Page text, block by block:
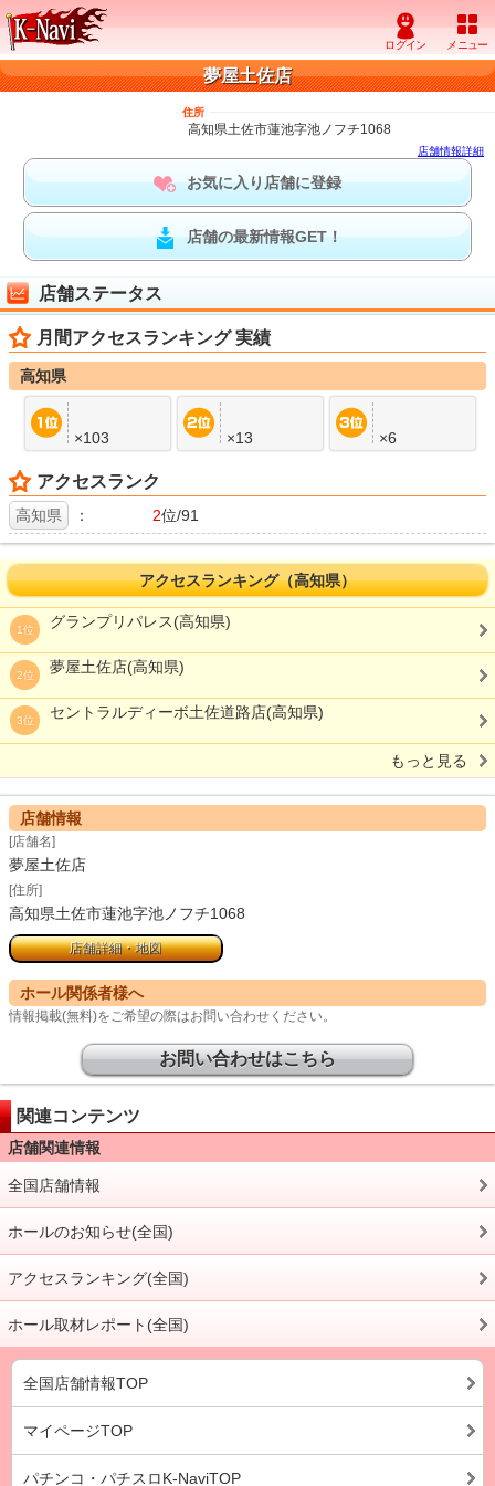
夢屋土佐店
住所
高知県土佐市蓮池字池ノフチ1068
店舗情報詳細
お気に入り店舗に登録
店舗の最新情報GET！
店舗ステータス
月間アクセスランキング 実績
高知県
×103 ×13 ×6
アクセスランク
高知県 ： 2位/91
アクセスランキング（高知県）
1位 グランプリパレス(高知県)
2位 夢屋土佐店(高知県)
3位 セントラルディーボ土佐道路店(高知県)
もっと見る
店舗情報
[店舗名]
夢屋土佐店
[住所]
高知県土佐市蓮池字池ノフチ1068
店舗詳細・地図
ホール関係者様へ
情報掲載(無料)をご希望の際はお問い合わせください。
お問い合わせはこちら
関連コンテンツ
店舗関連情報
全国店舗情報
ホールのお知らせ(全国)
アクセスランキング(全国)
ホール取材レポート(全国)
全国店舗情報TOP
マイページTOP
パチンコ・パチスロK-NaviTOP